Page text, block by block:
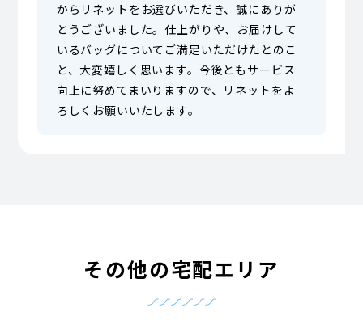
からリネットをお選びいただき、誠にありが
とうございました。仕上がりや、お届けして
いるバッグについてご満足いただけたとのこ
と、大変嬉しく思います。今後ともサービス
向上に努めてまいりますので、リネットをよ
ろしくお願いいたします。
その他の宅配エリア